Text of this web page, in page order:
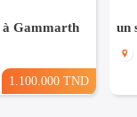
à Gammarth
1.100.000 TND